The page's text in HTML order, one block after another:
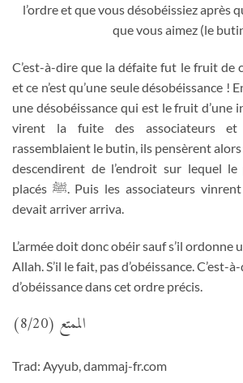
l’ordre et que vous désobéissiez après
que vous aimez (le
C’est-à-dire que la défaite fut le fruit de
et ce n’est qu’une seule désobéissance !
une désobéissance qui est le fruit d’une
virent la fuite des associateurs
rassemblaient le butin, ils pensèrent alors
descendirent de l’endroit sur lequel
placés ﷺ . Puis les associateurs
devait arriver arriva.
L’armée doit donc obéir sauf s’il ordonne
Allah. S’il le fait, pas d’obéissance. C’est-
d’obéissance dans cet ordre précis.
الممتع (8/20)
Trad: Ayyub, dammaj-fr.com